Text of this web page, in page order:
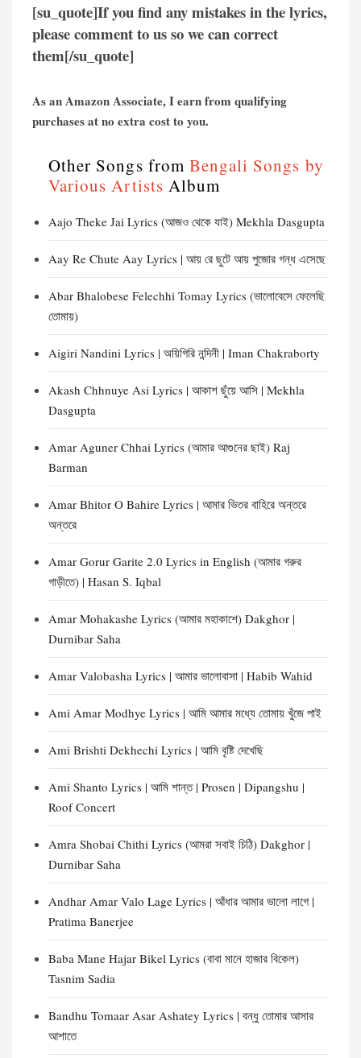
[su_quote]If you find any mistakes in the lyrics,
please comment to us so we can correct
them[/su_quote]
As an Amazon Associate, I earn from qualifying
purchases at no extra cost to you.
Other Songs from Bengali Songs by
Various Artists Album
Aajo Theke Jai Lyrics (আজও থেকে যাই) Mekhla Dasgupta
Aay Re Chute Aay Lyrics | আয় রে ছুটে আয় পুজোর গন্ধ এসেছে
Abar Bhalobese Felechhi Tomay Lyrics (ভালোবেসে ফেলেছি
তোমায়)
Aigiri Nandini Lyrics | অয়িগিরি নন্দিনী | Iman Chakraborty
Akash Chhnuye Asi Lyrics | আকাশ ছুঁয়ে আসি | Mekhla
Dasgupta
Amar Aguner Chhai Lyrics (আমার আগুনের ছাই) Raj
Barman
Amar Bhitor O Bahire Lyrics | আমার ভিতর বাহিরে অন্তরে
অন্তরে
Amar Gorur Garite 2.0 Lyrics in English (আমার গরুর
গাড়ীতে) | Hasan S. Iqbal
Amar Mohakashe Lyrics (আমার মহাকাশে) Dakghor |
Durnibar Saha
Amar Valobasha Lyrics | আমার ভালোবাসা | Habib Wahid
Ami Amar Modhye Lyrics | আমি আমার মধ্যে তোমায় খুঁজে পাই
Ami Brishti Dekhechi Lyrics | আমি বৃষ্টি দেখেছি
Ami Shanto Lyrics | আমি শান্ত | Prosen | Dipangshu |
Roof Concert
Amra Shobai Chithi Lyrics (আমরা সবাই চিঠি) Dakghor |
Durnibar Saha
Andhar Amar Valo Lage Lyrics | আঁধার আমার ভালো লাগে |
Pratima Banerjee
Baba Mane Hajar Bikel Lyrics (বাবা মানে হাজার বিকেল)
Tasnim Sadia
Bandhu Tomaar Asar Ashatey Lyrics | বন্ধু তোমার আসার
আশাতে